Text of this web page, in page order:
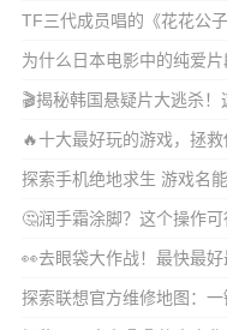
TF三代成员唱的《花花公
的情感与成长
为什么日本电影中的纯爱
🎬揭秘韩国悬疑片大逃杀
🔥十大最好玩的游戏，拯
探索手机绝地求生 游戏名
🤔润手霜涂脚？这个操作
👀去眼袋大作战！最快最
探索联想官方维修地图：